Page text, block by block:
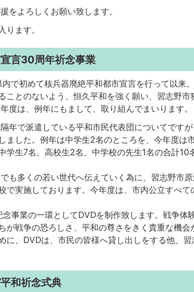
をよろしくお願い致します。
ります。
言30周年祈念事業
で初めて核兵器廃絶平和都市宣言を行って以来
ことのないよう、恒久平和を強く願い、習志野
度は、例年にもまして、取り組んでまいります。
年で派遣している平和市民代表団についてです
ました。例年は中学生2名のところを、今年度は
学生7名、高校生2名、中学校の先生1名の合計
も多くの若い世代へ伝えていく為に、習志野市
で実施しております。今年度は、市内公立すべ
事業の一環としてDVDを制作致します。戦争体
が戦争の恐ろしさ、平和の尊さをきく貴重な機
に、DVDは、市民の皆様へ貸し出しをする他、
和祈念式典